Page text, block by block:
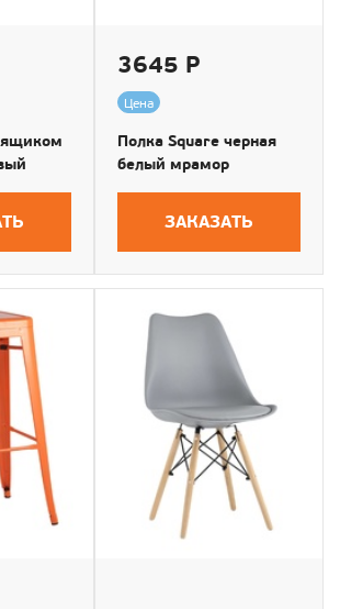
3645 Р
Цена
Полка Square черная
белый мрамор
ЗАКАЗАТЬ